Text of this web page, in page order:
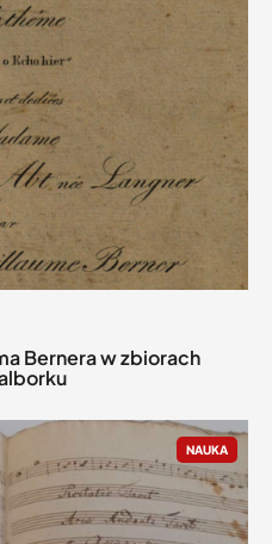
Bernera w zbiorach
NAUKA